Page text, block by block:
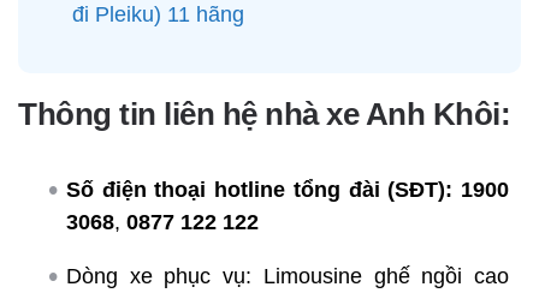
đi Pleiku) 11 hãng
Thông tin liên hệ nhà xe Anh Khôi:
Số điện thoại hotline tổng đài (SĐT): 1900
3068, 0877 122 122
Dòng xe phục vụ: Limousine ghế ngồi cao